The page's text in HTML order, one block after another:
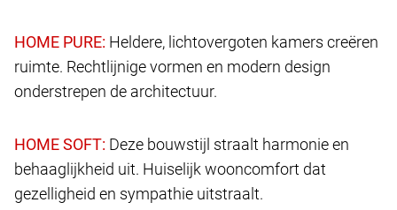
Heldere, lichtovergoten kamers creëren
ruimte. Rechtlijnige vormen en modern design
onderstrepen de architectuur.
Deze bouwstijl straalt harmonie en
behaaglijkheid uit. Huiselijk wooncomfort dat
gezelligheid en sympathie uitstraalt.